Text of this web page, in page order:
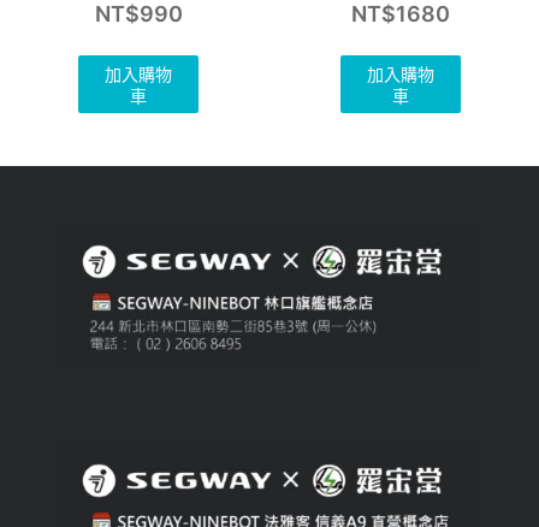
NT$990
加入購物
車
NT$1680
加入購物
車